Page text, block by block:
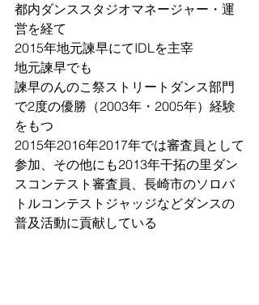
都内ダンススタジオマネージャー・運
営を経て
2015年地元諫早にてIDLを主宰
地元諫早でも
諫早のんのこ祭ストリートダンス部門
で2度の優勝（2003年・2005年）経験
をもつ
2015年2016年2017年では審査員として
参加、その他にも2013年干拓の里ダン
スコンテスト審査員、長崎市のソロバ
トルコンテストジャッジなどダンスの
普及活動に貢献している